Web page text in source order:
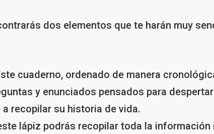
dos elementos que te harán muy
cuaderno, ordenado de manera
y enunciados pensados para
recopilar su historia de vida.
lápiz podrás recopilar toda la